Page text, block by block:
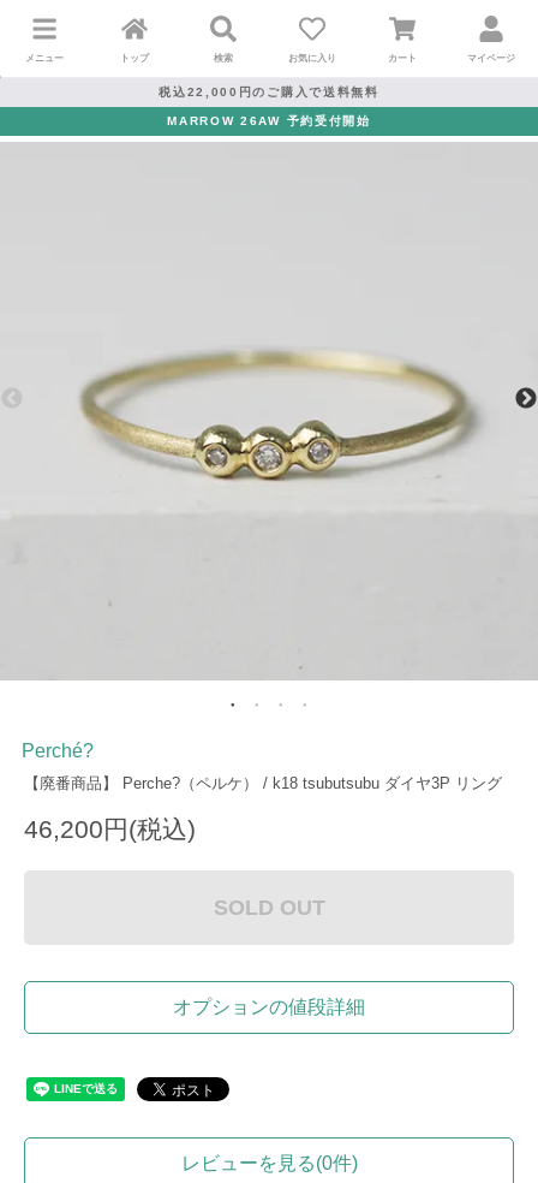
メニュー トップ 検索 お気に入り カート マイページ
税込22,000円のご購入で送料無料
MARROW 26AW 予約受付開始
Perché?
【廃番商品】 Perche?（ペルケ） / k18 tsubutsubu ダイヤ3P リング
46,200円(税込)
SOLD OUT
オプションの値段詳細
レビューを見る(0件)